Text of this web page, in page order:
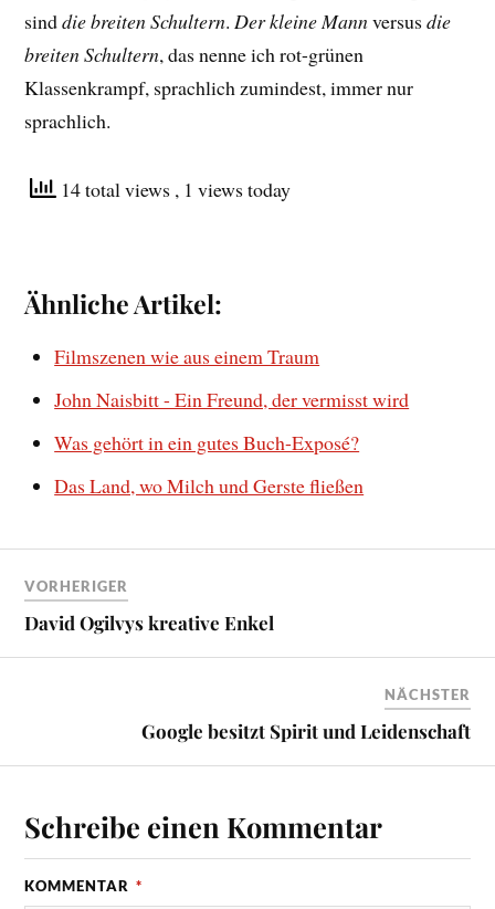
sinddie breiten Schultern.Der kleine Mannversusdie
breiten Schultern, das nenne ich rot-grünen
Klassenkrampf, sprachlich zumindest, immer nur
sprachlich.
14 total views , 1 views today
Ähnliche Artikel:
Filmszenen wie aus einem Traum
John Naisbitt - Ein Freund, der vermisst wird
Was gehört in ein gutes Buch-Exposé?
Das Land, wo Milch und Gerste fließen
VORHERIGER
David Ogilvys kreative Enkel
NÄCHSTER
Google besitzt Spirit und Leidenschaft
Schreibe einen Kommentar
KOMMENTAR *